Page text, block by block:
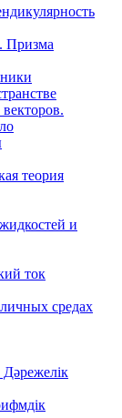
Призма
теория
и
ток
средах